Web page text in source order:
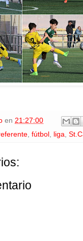
en 21:27:00
fútbol liga